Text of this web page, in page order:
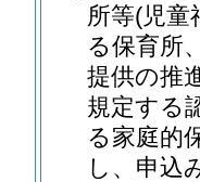
所等(児童
る保育所
提供の推
規定する
る家庭的
し、申込